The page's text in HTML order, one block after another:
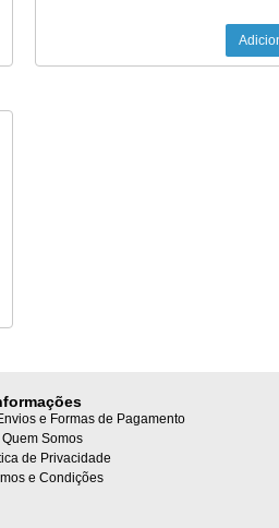
e Formas de Pagamento
Quem Somos
de Privacidade
e Condições